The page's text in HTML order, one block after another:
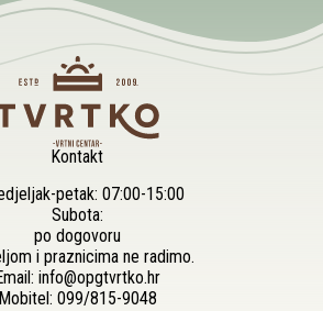
Kontakt
petak: 07:00-15:00
Subota:
po dogovoru
i praznicima ne radimo.
info@opgtvrtko.hr
Mobitel: 099/815-9048